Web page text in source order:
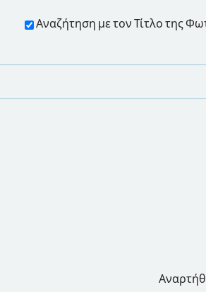
Αναζήτηση με τον Τίτλο της